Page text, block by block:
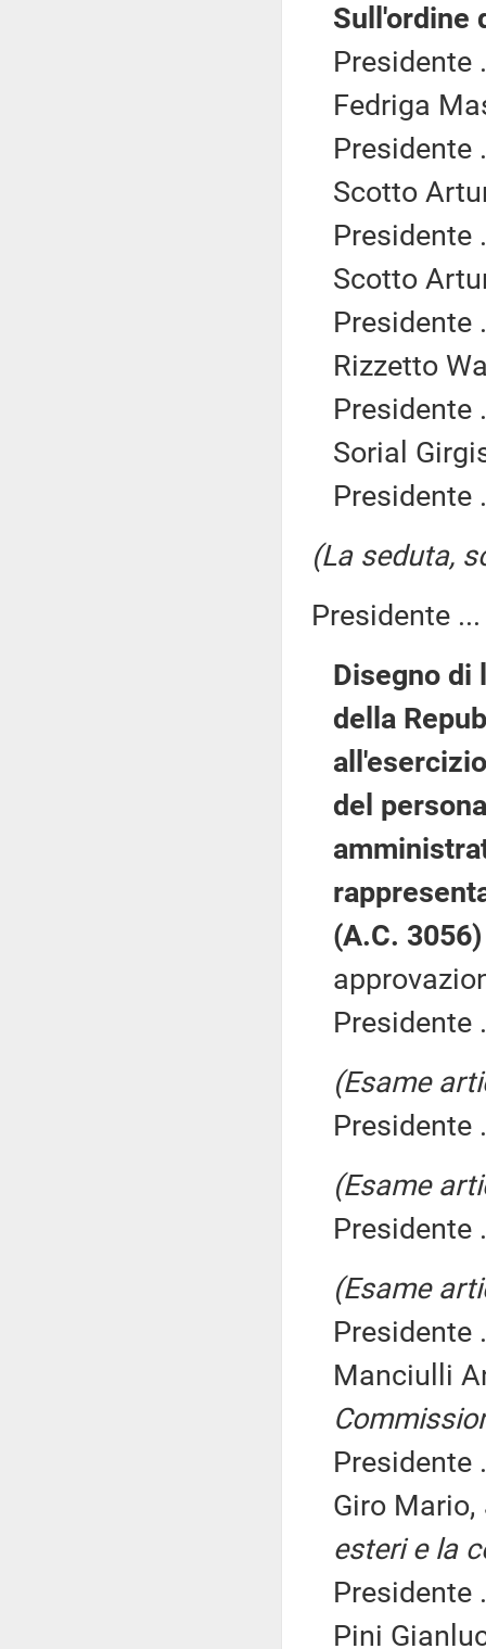
Sull'ordine
Presidente
Fedriga
Presidente
Scotto
Presidente
Scotto
Presidente
Rizzetto
Presidente
Sorial
Presidente
(La seduta,
Presidente
Disegno di
della
del
(A.C.
Presidente
(Esame
Presidente
(Esame
Presidente
(Esame
Presidente
Manciulli
Presidente
Giro Mario,
esteri e la
Presidente
Pini